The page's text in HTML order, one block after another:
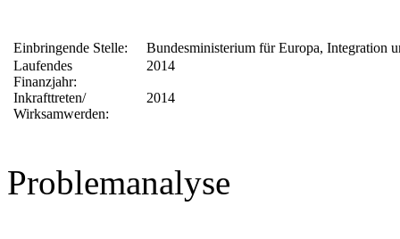
Einbringende Stelle:
Bundesministerium für Europa, Integration
Laufendes
Finanzjahr:
2014
Inkrafttreten/
Wirksamwerden:
2014
Problemanalyse